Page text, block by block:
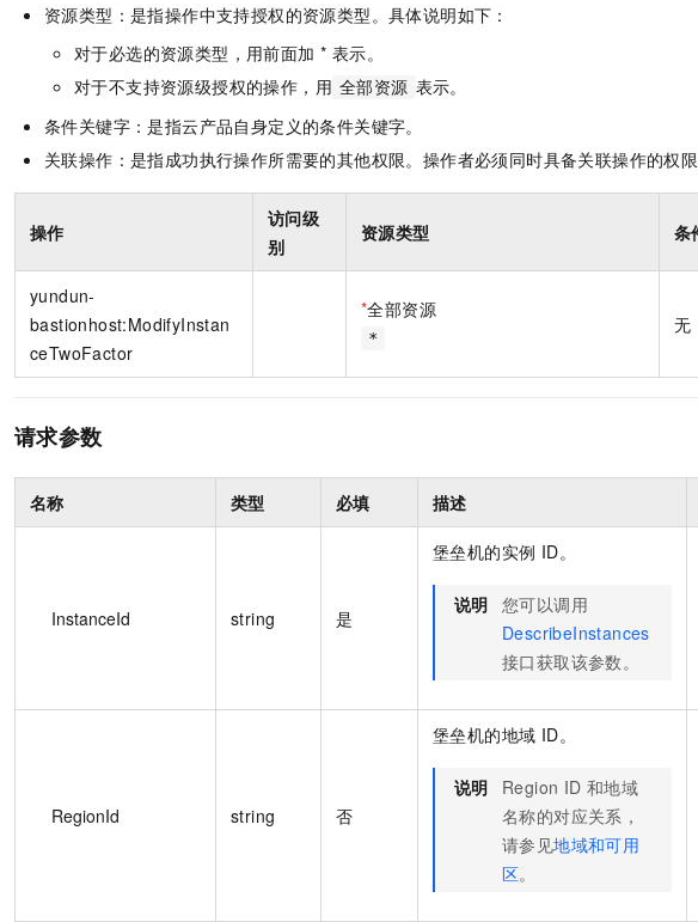
资源类型：是指操作中支持授权的资源类型。具体说明如下：
对于必选的资源类型，用前面加 * 表示。
对于不支持资源级授权的操作，用 全部资源 表示。
条件关键字：是指云产品自身定义的条件关键字。
关联操作：是指成功执行操作所需要的其他权限。操作者必须同时具备关联操作的权
操作
访问级
别
资源类型 条
yundun-
bastionhost:ModifyInstan
ceTwoFactor
*全部资源
*
无
请求参数
名称 类型 必填 描述
InstanceId string 是
堡垒机的实例 ID。
说明 您可以调用
DescribeInstances
接口获取该参数。
RegionId string 否
堡垒机的地域 ID。
说明
Region ID 和地域
名称的对应关系，
请参见地域和可用
区。
Happy 系列大模型
新一代 AI 视频生成模型，深度适配广告营销等场景
人工智能平台 PAI
大模型解决方案
快速部署 Dify，高效搭建 AI 应用 10分钟微调：让0.6B模型媲美235B模型 多模态数据